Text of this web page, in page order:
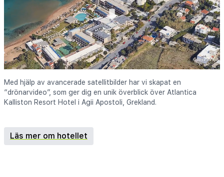
Med hjälp av avancerade satellitbilder har vi skapat en
“drönarvideo”, som ger dig en unik överblick över Atlantica
Kalliston Resort Hotel i Agii Apostoli, Grekland.
Läs mer om hotellet